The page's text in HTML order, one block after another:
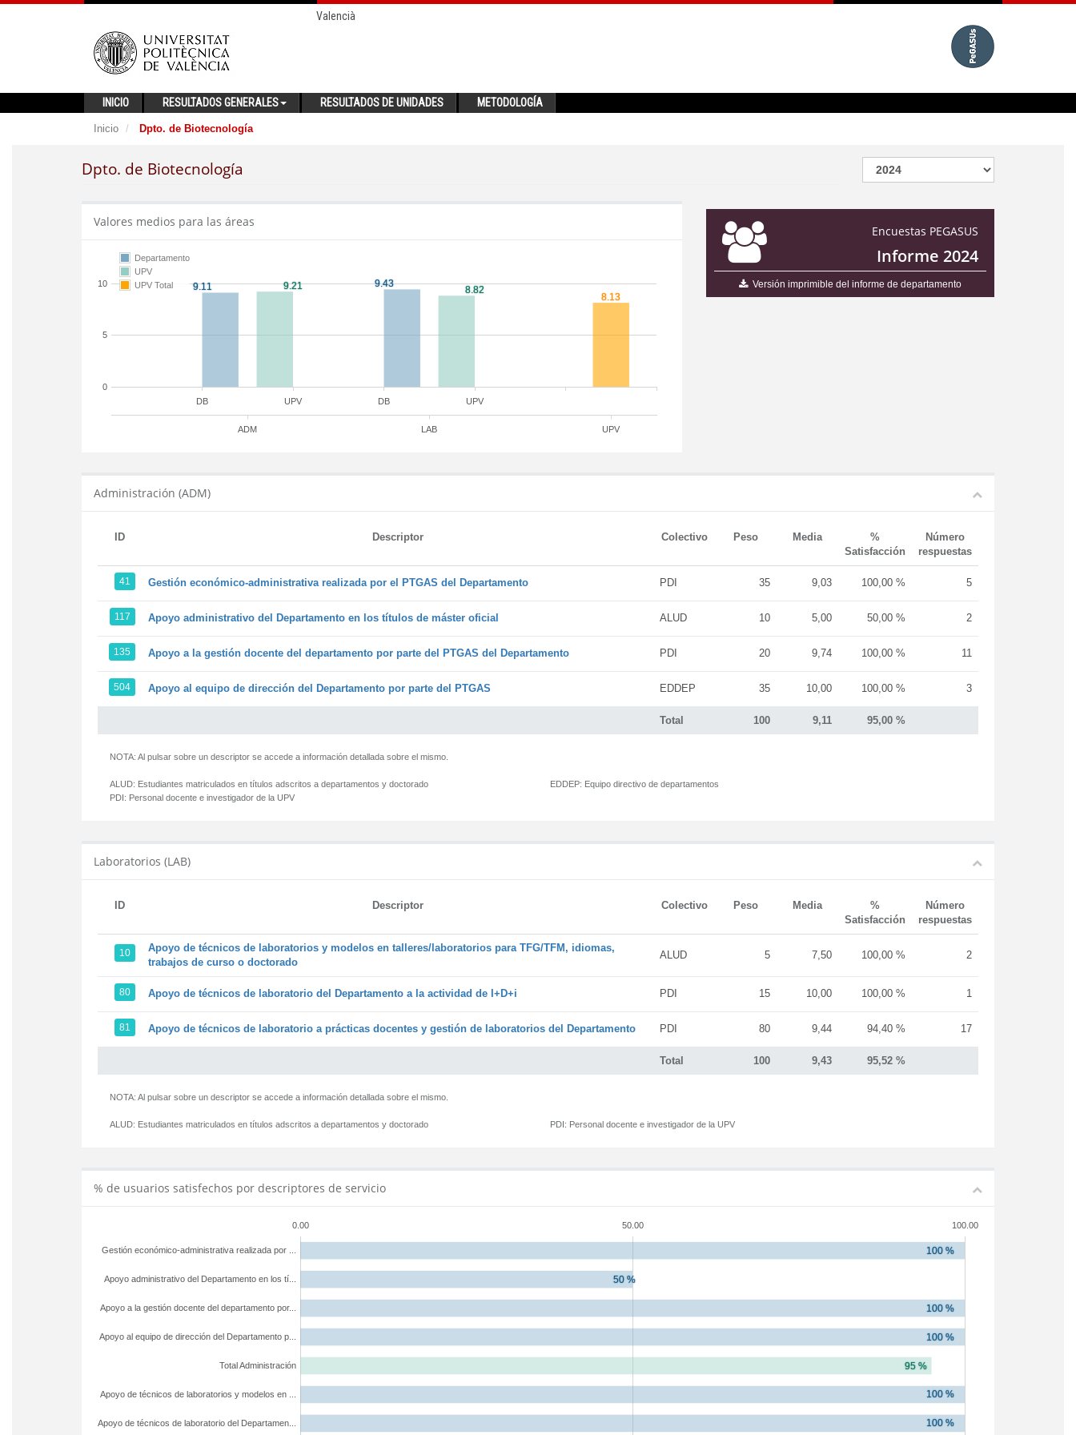
Valencià
INICIO RESULTADOS GENERALES RESULTADOS DE UNIDADES METODOLOGÍA
Inicio Dpto. de Biotecnología
Dpto. de Biotecnología
Encuestas PEGASUS
Informe 2024
Versión imprimible del informe de departamento
Valores medios para las áreas
DB DB
UPV UPV
ADM LAB UPV
0
5
10
Departamento
UPV
UPV Total
Administración (ADM)
ID Descriptor Colectivo Peso Media
%
Satisfacción
Número
respuestas
Total 100 9,11 95,00 %
41 Gestión económico-administrativa realizada por el PTGAS del Departamento PDI 35 9,03 100,00 % 5
117 Apoyo administrativo del Departamento en los títulos de máster oficial ALUD 10 5,00 50,00 % 2
135 Apoyo a la gestión docente del departamento por parte del PTGAS del Departamento PDI 20 9,74 100,00 % 11
504 Apoyo al equipo de dirección del Departamento por parte del PTGAS EDDEP 35 10,00 100,00 % 3
NOTA: Al pulsar sobre un descriptor se accede a información detallada sobre el mismo.
ALUD: Estudiantes matriculados en títulos adscritos a departamentos y doctorado
PDI: Personal docente e investigador de la UPV
EDDEP: Equipo directivo de departamentos
Laboratorios (LAB)
ID Descriptor Colectivo Peso Media
%
Satisfacción
Número
respuestas
Total 100 9,43 95,52 %
10
Apoyo de técnicos de laboratorios y modelos en talleres/laboratorios para TFG/TFM, idiomas,
trabajos de curso o doctorado
ALUD 5 7,50 100,00 % 2
80 Apoyo de técnicos de laboratorio del Departamento a la actividad de I+D+i PDI 15 10,00 100,00 % 1
81 Apoyo de técnicos de laboratorio a prácticas docentes y gestión de laboratorios del Departamento PDI 80 9,44 94,40 % 17
NOTA: Al pulsar sobre un descriptor se accede a información detallada sobre el mismo.
ALUD: Estudiantes matriculados en títulos adscritos a departamentos y doctorado PDI: Personal docente e investigador de la UPV
% de usuarios satisfechos por descriptores de servicio
0.00 50.00 100.00
Apoyo de técnicos de laboratorio del Departamen...
Apoyo de técnicos de laboratorios y modelos en ...
Total Administración
Apoyo al equipo de dirección del Departamento p...
Apoyo a la gestión docente del departamento por...
Apoyo administrativo del Departamento en los tí...
Gestión económico-administrativa realizada por ...